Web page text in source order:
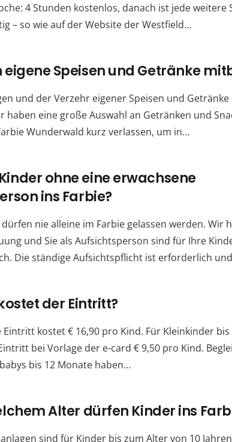
4 Stunden kostenlos, danach ist jede weitere
– so wie auf der Website der Westfield…
eigene Speisen und Getränke
und der Verzehr eigener Speisen und
haben eine große Auswahl an Getränken und
Wunderwald kurz verlassen, um in…
ohne eine erwachsene
ins Farbie?
nie alleine im Farbie gelassen werden. Wir
und Sie als Aufsichtsperson sind für Ihre
Die ständige Aufsichtspflicht ist erforderlich
der Eintritt?
kostet € 16,90 pro Kind. Für Kleinkinder
bei Vorlage der e-card € 9,50 pro Kind.
bis 12 Monate haben…
Alter dürfen Kinder ins
sind für Kinder bis zum Alter von 10